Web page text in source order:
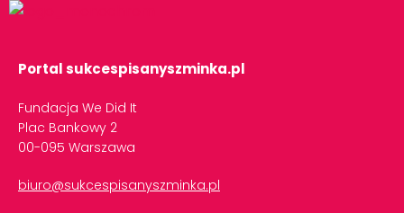
Portal sukcespisanyszminka.pl
Fundacja We Did It
Plac Bankowy 2
00-095 Warszawa
biuro@sukcespisanyszminka.pl